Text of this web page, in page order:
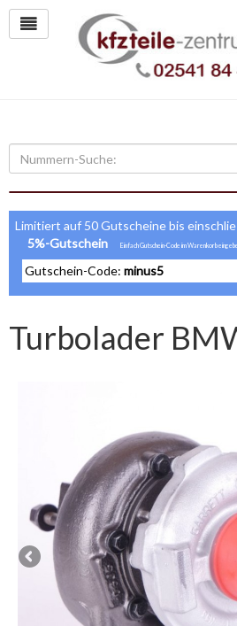
Limitiert auf 50 Gutscheine bis
5%-Gutschein
Gutschein-Code: minus5
Turbolader